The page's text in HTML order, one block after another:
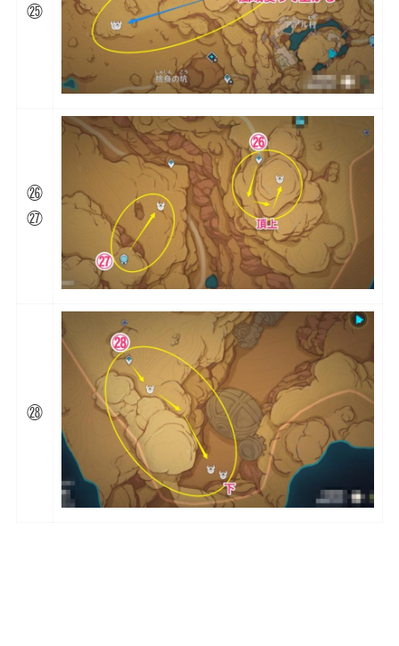
㉕
㉖
㉗
㉘